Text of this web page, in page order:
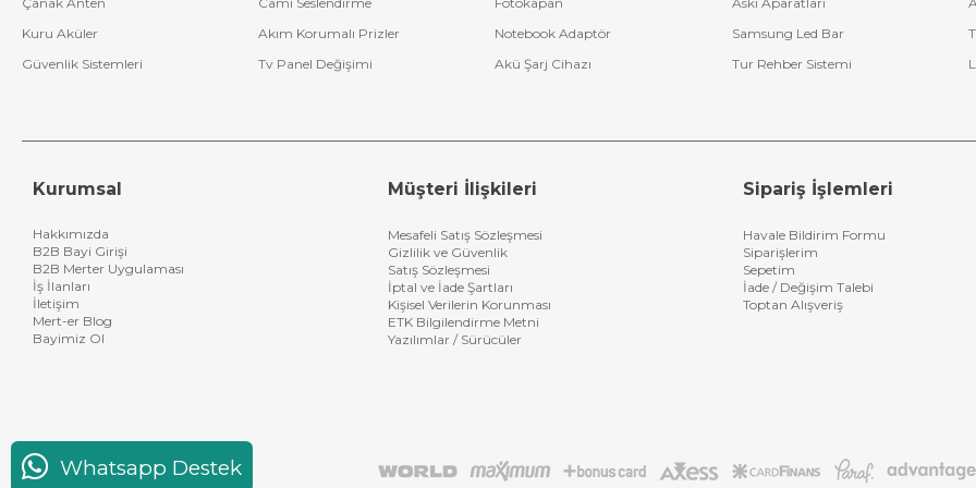
Kuru Aküler
Akım Korumalı Prizler Notebook Adaptör Samsung Led Bar
Güvenlik Sistemleri
Tv Panel Değişimi Akü Şarj Cihazı Tur Rehber Sistemi
Kurumsal
Hakkımızda
B2B Bayi Girişi
B2B Merter Uygulaması
İş İlanları
İletişim
Mert-er Blog
Bayimiz Ol
Müşteri İlişkileri
Mesafeli Satış Sözleşmesi
Gizlilik ve Güvenlik
Satış Sözleşmesi
İptal ve İade Şartları
Kişisel Verilerin Korunması
ETK Bilgilendirme Metni
Yazılımlar / Sürücüler
Sipariş İşlemleri
Havale Bildirim Formu
Siparişlerim
Sepetim
İade / Değişim Talebi
Toptan Alışveriş
Whatsapp Destek